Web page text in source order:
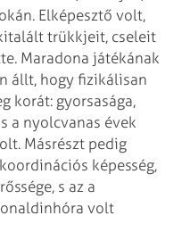
Elképesztő volt,
trükkjeit, cseleit
Maradona játékának
állt, hogy fizikálisan
korát: gyorsasága,
a nyolcvanas évek
Másrészt pedig
képesség,
s az a
volt